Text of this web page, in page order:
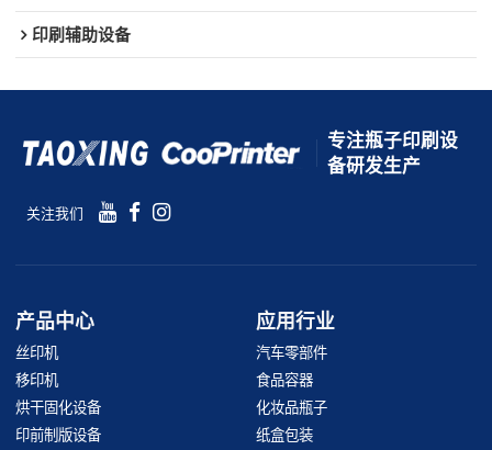
印刷辅助设备
专注瓶子印刷设
备研发生产
关注我们
产品中心
丝印机
移印机
烘干固化设备
印前制版设备
应用行业
汽车零部件
食品容器
化妆品瓶子
纸盒包装